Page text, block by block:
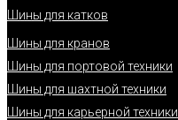
Шины для катков
Шины для кранов
Шины для портовой техники
Шины для шахтной техники
Шины для карьерной техники